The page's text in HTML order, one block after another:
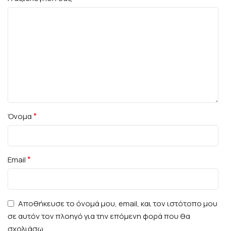
Όνομα*
Email*
Αποθήκευσε το όνομά μου, email, και τον ιστότοπο μου
σε αυτόν τον πλοηγό για την επόμενη φορά που θα
σχολιάσω.